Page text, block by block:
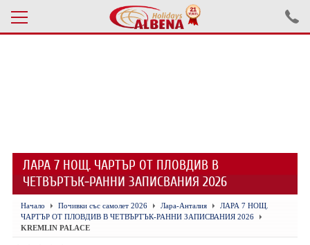
ЕКСКУРЗИИ САМОЛЕТ
ЕКСКУРЗИИ АВТОБУС
БЪЛГАРИЯ
ЛАРА 7 НОЩ. ЧАРТЪР ОТ ПЛОВДИВ В
ЧЕТВЪРТЪК-РАННИ ЗАПИСВАНИЯ 2026
Начало Почивки със самолет 2026 Лара-Анталия
ЛАРА 7 НОЩ.
ЧАРТЪР ОТ ПЛОВДИВ В ЧЕТВЪРТЪК-РАННИ ЗАПИСВАНИЯ 2026
KREMLIN PALACE